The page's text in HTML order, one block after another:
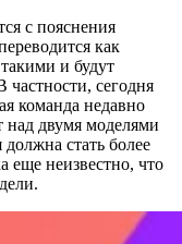
с пояснения
как
и будут
сегодня
команда недавно
над двумя моделями
стать более
еще неизвестно, что